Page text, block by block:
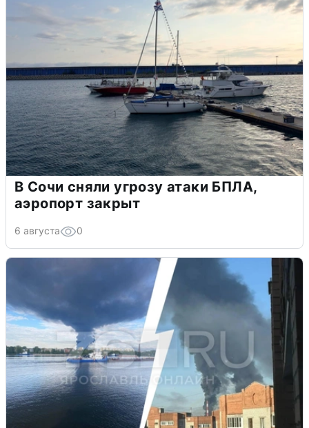
В Сочи сняли угрозу атаки БПЛА,
аэропорт закрыт
6 августа 0